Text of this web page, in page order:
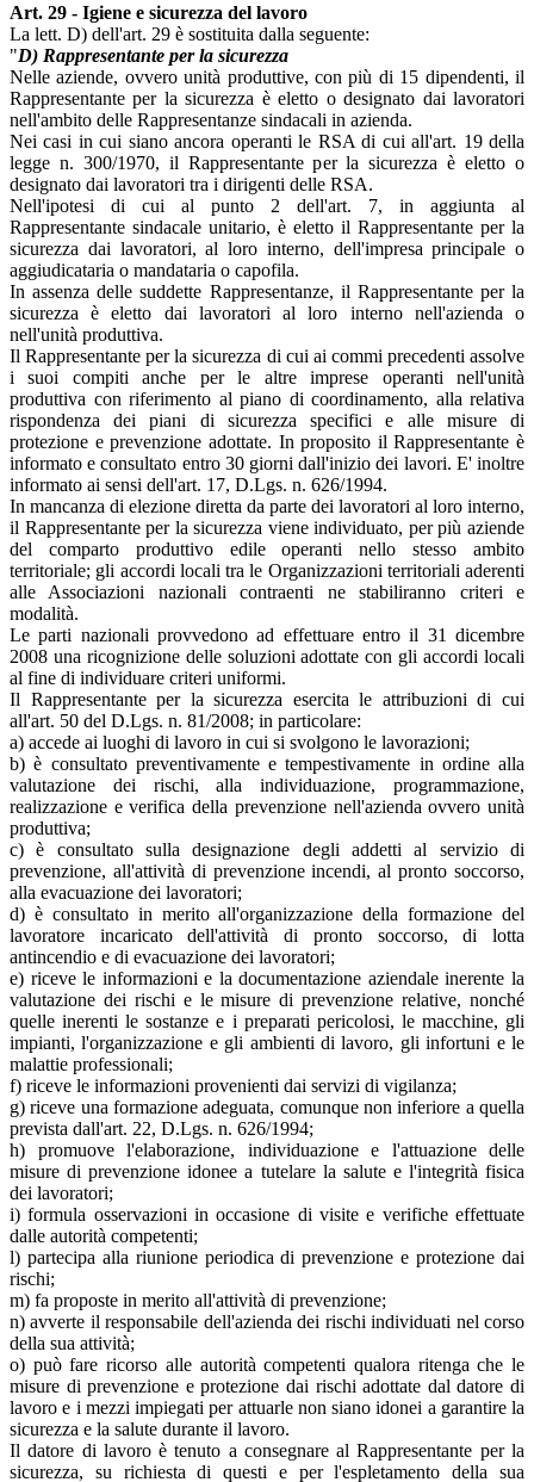
Art. 29 - Igiene e sicurezza del lavoro
La lett. D) dell'art. 29 è sostituita dalla seguente:
"D) Rappresentante per la sicurezza
Nelle aziende, ovvero unità produttive, con più di 15 dipendenti, il
Rappresentante per la sicurezza è eletto o designato dai lavoratori
nell'ambito delle Rappresentanze sindacali in azienda.
Nei casi in cui siano ancora operanti le RSA di cui all'art. 19 della
legge n. 300/1970, il Rappresentante per la sicurezza è eletto o
designato dai lavoratori tra i dirigenti delle RSA.
Nell'ipotesi di cui al punto 2 dell'art. 7, in aggiunta al
Rappresentante sindacale unitario, è eletto il Rappresentante per la
sicurezza dai lavoratori, al loro interno, dell'impresa principale o
aggiudicataria o mandataria o capofila.
In assenza delle suddette Rappresentanze, il Rappresentante per la
sicurezza è eletto dai lavoratori al loro interno nell'azienda o
nell'unità produttiva.
Il Rappresentante per la sicurezza di cui ai commi precedenti assolve
i suoi compiti anche per le altre imprese operanti nell'unità
produttiva con riferimento al piano di coordinamento, alla relativa
rispondenza dei piani di sicurezza specifici e alle misure di
protezione e prevenzione adottate. In proposito il Rappresentante è
informato e consultato entro 30 giorni dall'inizio dei lavori. E' inoltre
informato ai sensi dell'art. 17, D.Lgs. n. 626/1994.
In mancanza di elezione diretta da parte dei lavoratori al loro interno,
il Rappresentante per la sicurezza viene individuato, per più aziende
del comparto produttivo edile operanti nello stesso ambito
territoriale; gli accordi locali tra le Organizzazioni territoriali aderenti
alle Associazioni nazionali contraenti ne stabiliranno criteri e
modalità.
Le parti nazionali provvedono ad effettuare entro il 31 dicembre
2008 una ricognizione delle soluzioni adottate con gli accordi locali
al fine di individuare criteri uniformi.
Il Rappresentante per la sicurezza esercita le attribuzioni di cui
all'art. 50 del D.Lgs. n. 81/2008; in particolare:
a) accede ai luoghi di lavoro in cui si svolgono le lavorazioni;
b) è consultato preventivamente e tempestivamente in ordine alla
valutazione dei rischi, alla individuazione, programmazione,
realizzazione e verifica della prevenzione nell'azienda ovvero unità
produttiva;
c) è consultato sulla designazione degli addetti al servizio di
prevenzione, all'attività di prevenzione incendi, al pronto soccorso,
alla evacuazione dei lavoratori;
d) è consultato in merito all'organizzazione della formazione del
lavoratore incaricato dell'attività di pronto soccorso, di lotta
antincendio e di evacuazione dei lavoratori;
e) riceve le informazioni e la documentazione aziendale inerente la
valutazione dei rischi e le misure di prevenzione relative, nonché
quelle inerenti le sostanze e i preparati pericolosi, le macchine, gli
impianti, l'organizzazione e gli ambienti di lavoro, gli infortuni e le
malattie professionali;
f) riceve le informazioni provenienti dai servizi di vigilanza;
g) riceve una formazione adeguata, comunque non inferiore a quella
prevista dall'art. 22, D.Lgs. n. 626/1994;
h) promuove l'elaborazione, individuazione e l'attuazione delle
misure di prevenzione idonee a tutelare la salute e l'integrità fisica
dei lavoratori;
i) formula osservazioni in occasione di visite e verifiche effettuate
dalle autorità competenti;
l) partecipa alla riunione periodica di prevenzione e protezione dai
rischi;
m) fa proposte in merito all'attività di prevenzione;
n) avverte il responsabile dell'azienda dei rischi individuati nel corso
della sua attività;
o) può fare ricorso alle autorità competenti qualora ritenga che le
misure di prevenzione e protezione dai rischi adottate dal datore di
lavoro e i mezzi impiegati per attuarle non siano idonei a garantire la
sicurezza e la salute durante il lavoro.
Il datore di lavoro è tenuto a consegnare al Rappresentante per la
sicurezza, su richiesta di questi e per l'espletamento della sua